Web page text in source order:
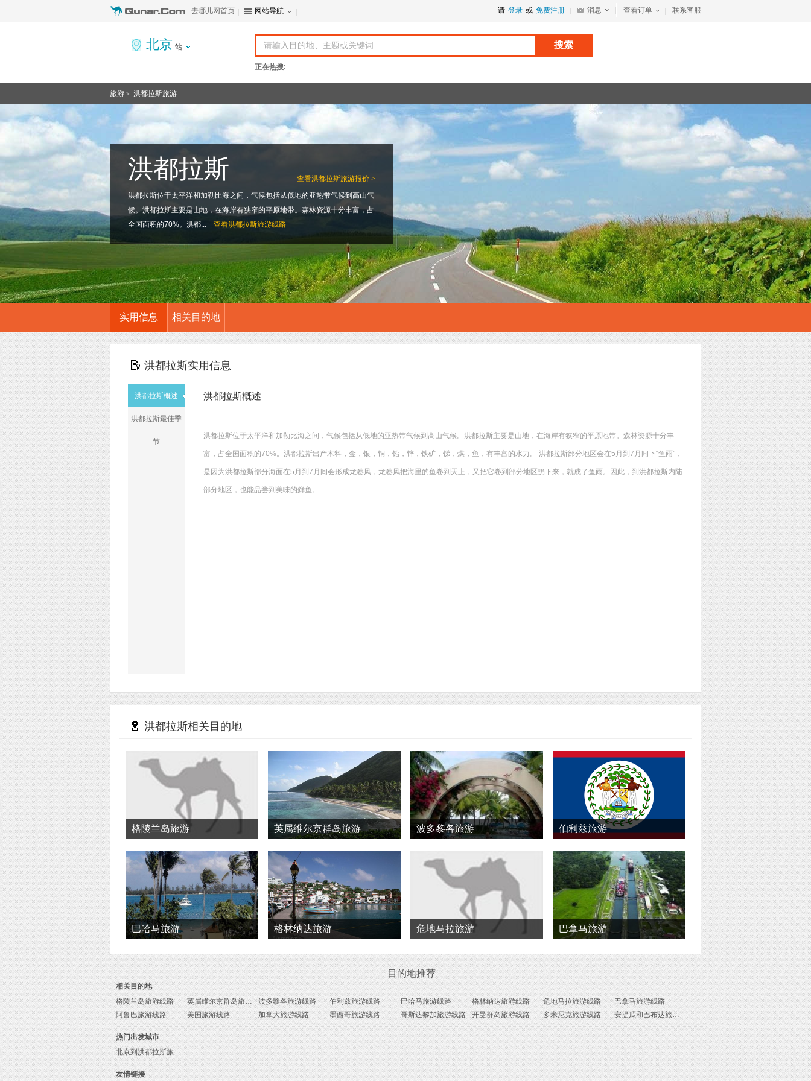
请 登录 或 免费注册 消息 查看订单 联系客服
去哪儿网首页 网站导航
北京 站 搜索
正在热搜:
旅游 > 洪都拉斯旅游
查看洪都拉斯旅游报价 >
洪都拉斯
洪都拉斯位于太平洋和加勒比海之间，气候包括从低地的亚热带气候到高山气
候。洪都拉斯主要是山地，在海岸有狭窄的平原地带。森林资源十分丰富，占
全国面积的70%。洪都...
查看洪都拉斯旅游线路
实用信息 相关目的地
洪都拉斯实用信息
洪都拉斯概述
洪都拉斯最佳季
节
洪都拉斯概述
洪都拉斯位于太平洋和加勒比海之间，气候包括从低地的亚热带气候到高山气候。洪都拉斯主要是山地，在海岸有狭窄的平原地带。森林资源十分丰
富，占全国面积的70%。洪都拉斯出产木料，金，银，铜，铅，锌，铁矿，锑，煤，鱼，有丰富的水力。 洪都拉斯部分地区会在5月到7月间下“鱼雨”，
是因为洪都拉斯部分海面在5月到7月间会形成龙卷风，龙卷风把海里的鱼卷到天上，又把它卷到部分地区扔下来，就成了鱼雨。因此，到洪都拉斯内陆
部分地区，也能品尝到美味的鲜鱼。
洪都拉斯相关目的地
格陵兰岛旅游 英属维尔京群岛旅游 波多黎各旅游 伯利兹旅游
巴哈马旅游 格林纳达旅游 危地马拉旅游 巴拿马旅游
目的地推荐
相关目的地
格陵兰岛旅游线路
英属维尔京群岛旅游线路 波多黎各旅游线路 伯利兹旅游线路 巴哈马旅游线路 格林纳达旅游线路 危地马拉旅游线路
巴拿马旅游线路
阿鲁巴旅游线路
美国旅游线路 加拿大旅游线路 墨西哥旅游线路 哥斯达黎加旅游线路 开曼群岛旅游线路 多米尼克旅游线路 安提瓜和巴布达旅游线路
热门出发城市
北京到洪都拉斯旅游报价
友情链接